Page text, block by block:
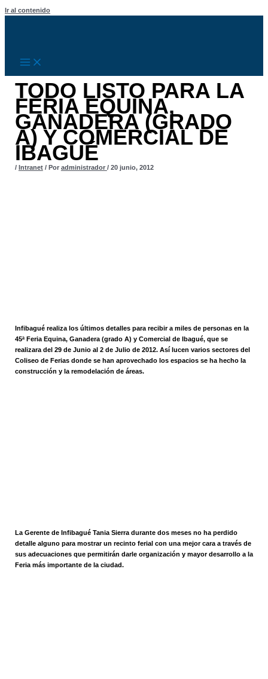
Ir al contenido
TODO LISTO PARA LA
FERIA EQUINA,
GANADERA (GRADO
A) Y COMERCIAL DE
IBAGUÉ
/ Intranet/ Por administrador / 20 junio, 2012
Infibagué realiza los últimos detalles para recibir a miles de personas en la
45ª Feria Equina, Ganadera (grado A) y Comercial de Ibagué, que se
realizara del 29 de Junio al 2 de Julio de 2012. Así lucen varios sectores del
Coliseo de Ferias donde se han aprovechado los espacios se ha hecho la
construcción y la remodelación de áreas.
La Gerente de Infibagué Tania Sierra durante dos meses no ha perdido
detalle alguno para mostrar un recinto ferial con una mejor cara a través de
sus adecuaciones que permitirán darle organización y mayor desarrollo a la
Feria más importante de la ciudad.